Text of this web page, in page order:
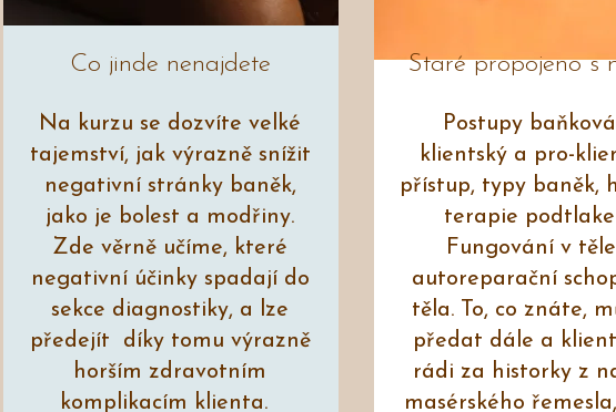
Co jinde nenajdete
​Na kurzu se dozvíte velké
tajemství, jak výrazně snížit
negativní stránky baněk,
jako je bolest a modřiny.
Zde věrně učíme, které
negativní účinky spadají do
sekce diagnostiky, a lze
předejít díky tomu výrazně
horším zdravotním
komplikacím klienta.
Staré propojeno s
Postupy
klientský a pro-
přístup, typy baněk,
terapie
Fungování v
autoreparační
těla. To, co znáte,
předat dále a
rádi za historky z
masérského